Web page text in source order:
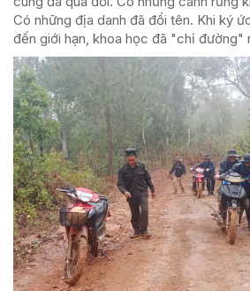
Có những địa danh đã đổi tên. Khi ký
đến giới hạn, khoa học đã "chỉ đường"